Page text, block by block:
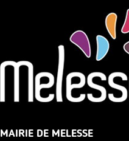
MAIRIE DE MELESSE